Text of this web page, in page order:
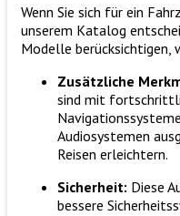
Wenn Sie sich für ein
unserem Katalog
Modelle berücksichtigen,
Zusätzliche
sind mit
Audiosystemen
Reisen erleichtern.
Sicherheit: Diese
bessere